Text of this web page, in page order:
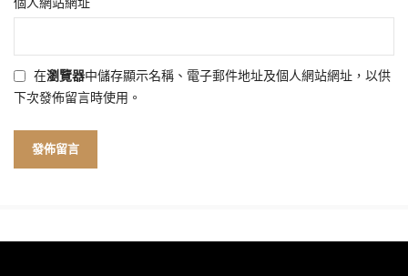
在瀏覽器中儲存顯示名稱、電子郵件地址及個人網站網址，以供
下次發佈留言時使用。